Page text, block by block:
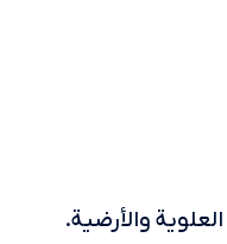
والأرضية.